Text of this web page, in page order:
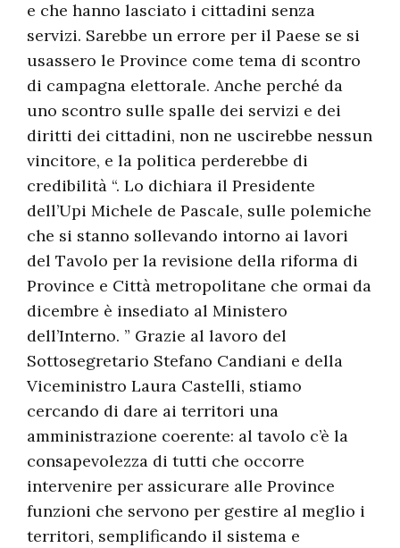
e che hanno lasciato i cittadini senza
servizi. Sarebbe un errore per il Paese se si
usassero le Province come tema di scontro
di campagna elettorale. Anche perché da
uno scontro sulle spalle dei servizi e dei
diritti dei cittadini, non ne uscirebbe nessun
vincitore, e la politica perderebbe di
credibilità “. Lo dichiara il Presidente
dell’Upi Michele de Pascale, sulle polemiche
che si stanno sollevando intorno ai lavori
del Tavolo per la revisione della riforma di
Province e Città metropolitane che ormai da
dicembre è insediato al Ministero
dell’Interno. ” Grazie al lavoro del
Sottosegretario Stefano Candiani e della
Viceministro Laura Castelli, stiamo
cercando di dare ai territori una
amministrazione coerente: al tavolo c’è la
consapevolezza di tutti che occorre
intervenire per assicurare alle Province
funzioni che servono per gestire al meglio i
territori, semplificando il sistema e